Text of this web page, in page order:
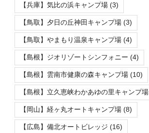
【兵庫】気比の浜キャンプ場 (3)
【鳥取】夕日の丘神田キャンプ場 (3)
【鳥取】やまもり温泉キャンプ場 (4)
【島根】ジオリゾートシンフォニー (4)
【島根】雲南市健康の森キャンプ場 (10)
【島根】立久恵峡わかあゆの里キャンプ場
【岡山】経ヶ丸オートキャンプ場 (8)
【広島】備北オートビレッジ (16)